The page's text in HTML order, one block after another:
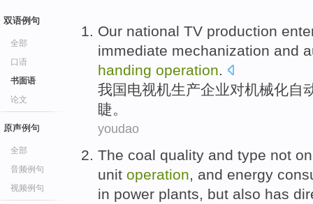
双语例句
全部
口语
书面语
论文
原声例句
全部
音频例句
视频例句
Our national TV production
immediate mechanization and
handing operation.
我国电视机生产企业对机械化自
睫。
youdao
The coal quality and type not
unit operation, and energy
in power plants, but also has